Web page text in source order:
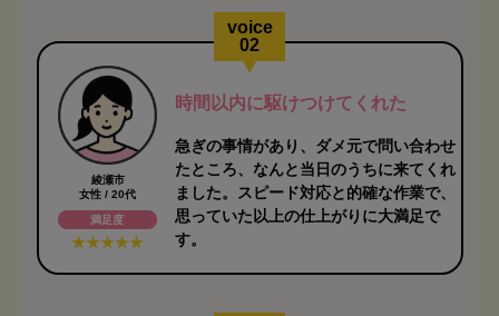
voice
02
綾瀬市
女性 / 20代
満足度
時間以内に駆けつけてくれた
急ぎの事情があり、ダメ元で問い合わせ
たところ、なんと当日のうちに来てくれ
ました。スピード対応と的確な作業で、
思っていた以上の仕上がりに大満足で
す。